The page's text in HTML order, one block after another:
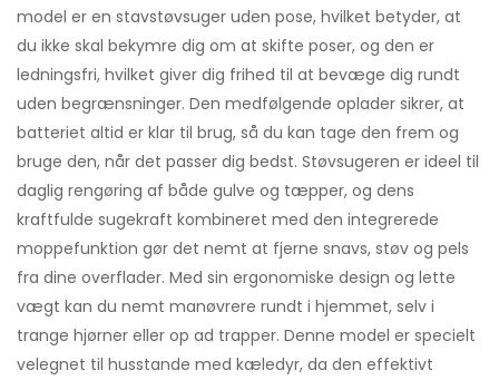
model er en stavstøvsuger uden pose, hvilket betyder, at
du ikke skal bekymre dig om at skifte poser, og den er
ledningsfri, hvilket giver dig frihed til at bevæge dig rundt
uden begrænsninger. Den medfølgende oplader sikrer, at
batteriet altid er klar til brug, så du kan tage den frem og
bruge den, når det passer dig bedst. Støvsugeren er ideel til
daglig rengøring af både gulve og tæpper, og dens
kraftfulde sugekraft kombineret med den integrerede
moppefunktion gør det nemt at fjerne snavs, støv og pels
fra dine overflader. Med sin ergonomiske design og lette
vægt kan du nemt manøvrere rundt i hjemmet, selv i
trange hjørner eller op ad trapper. Denne model er specielt
velegnet til husstande med kæledyr, da den effektivt